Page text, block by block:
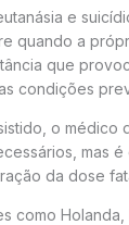
e
quando a
que
condições
o médico
mas
da dose
como